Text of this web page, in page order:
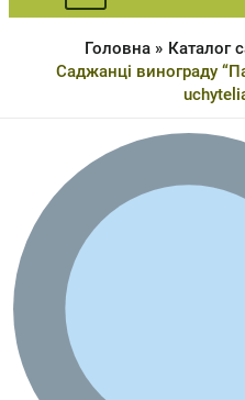
Головна Каталог
Саджанці винограду